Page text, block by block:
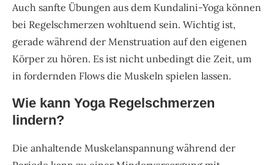
Auch sanfte Übungen aus dem Kundalini-Yoga können
bei Regelschmerzen wohltuend sein. Wichtig ist,
gerade während der Menstruation auf den eigenen
Körper zu hören. Es ist nicht unbedingt die Zeit, um
in fordernden Flows die Muskeln spielen lassen.
Wie kann Yoga Regelschmerzen
lindern?
Die anhaltende Muskelanspannung während der